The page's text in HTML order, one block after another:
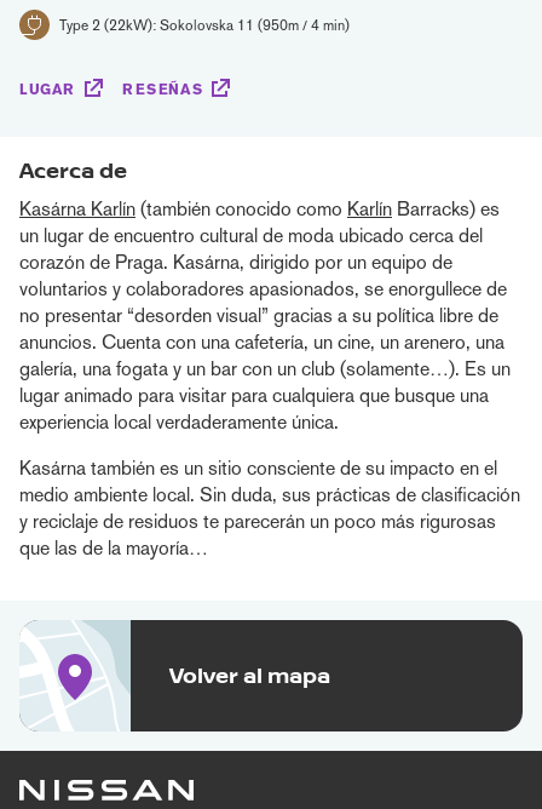
Type 2 (22kW): Sokolovska 11 (950m / 4 min)
LUGAR RESEÑAS
Acerca de
Kasárna Karlín(también conocido como Karlín Barracks) es
un lugar de encuentro cultural de moda ubicado cerca del
corazón de Praga. Kasárna, dirigido por un equipo de
voluntarios y colaboradores apasionados, se enorgullece de
no presentar “desorden visual” gracias a su política libre de
anuncios. Cuenta con una cafetería, un cine, un arenero, una
galería, una fogata y un bar con un club (solamente…). Es un
lugar animado para visitar para cualquiera que busque una
experiencia local verdaderamente única.
Kasárna también es un sitio consciente de su impacto en el
medio ambiente local. Sin duda, sus prácticas de clasificación
y reciclaje de residuos te parecerán un poco más rigurosas
que las de la mayoría…
Volver al mapa